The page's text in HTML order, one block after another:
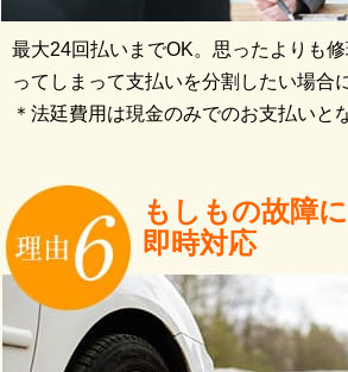
最大24回払いまでOK。思ったよりも
ってしまって支払いを分割したい場合
＊法廷費用は現金のみでのお支払いと
もしもの故障に
即時対応